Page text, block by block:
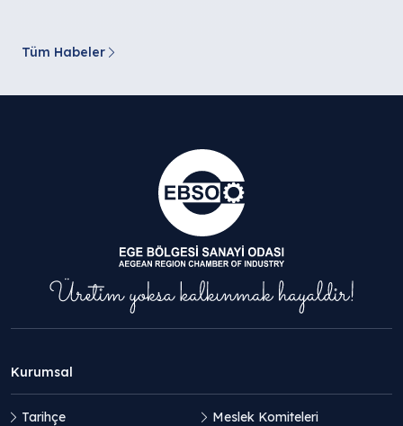
Tüm Habeler
Kurumsal
Tarihçe
Meslek Komiteleri